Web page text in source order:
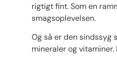
rigtigt fint. Som en
smagsoplevelsen.
Og så er den sindssyg
mineraler og vitaminer.